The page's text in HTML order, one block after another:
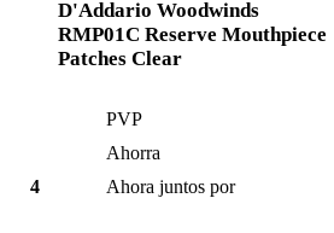
40,99 €
D'Addario Woodwinds
RMP01C Reserve Mouthpiece
Patches Clear
PVP
Ahorra
Ahora juntos por